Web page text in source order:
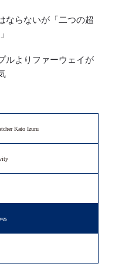
ならないが「二つの超
ルよりファーウェイが
Kato Izuru